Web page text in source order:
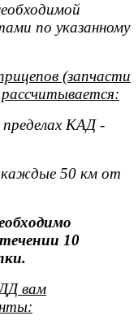
по указанному
(запчасти
КАД -
каждые 50 км от
10
вам